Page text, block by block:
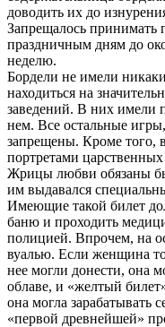
доводить их до
Запрещалось принимать
праздничным дням до
неделю.
Бордели не имели
находиться на
заведений. В них имели
нем. Все остальные
запрещены. Кроме того,
портретами царственных
Жрицы любви обязаны
им выдавался
Имеющие такой билет
баню и проходить
полицией. Впрочем, на
вуалью. Если женщина
нее могли донести, она
облаве, и «желтый
она могла зарабатывать
«первой древнейшей»